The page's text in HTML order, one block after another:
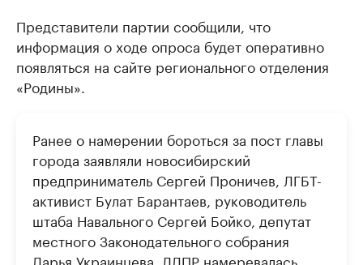
Представители партии сообщили, что
информация о ходе опроса будет оперативно
появляться на сайте регионального отделения
«Родины».
Ранее о намерении бороться за пост главы
города заявляли новосибирский
предприниматель Сергей Проничев, ЛГБТ-
активист Булат Барантаев, руководитель
штаба Навального Сергей Бойко, депутат
местного Законодательного собрания
Дарья Украинцева. ЛДПР намеревалась